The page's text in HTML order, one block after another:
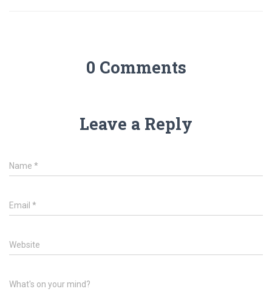
0 Comments
Leave a Reply
Name *
Email *
Website
What's on your mind?